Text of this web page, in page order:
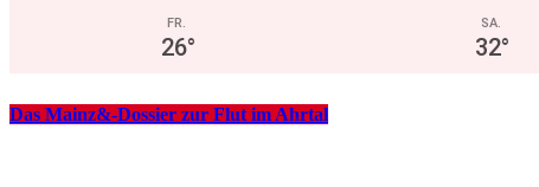
FR.
26°
SA.
32°
Das Mainz&-Dossier zur Flut im Ahrtal